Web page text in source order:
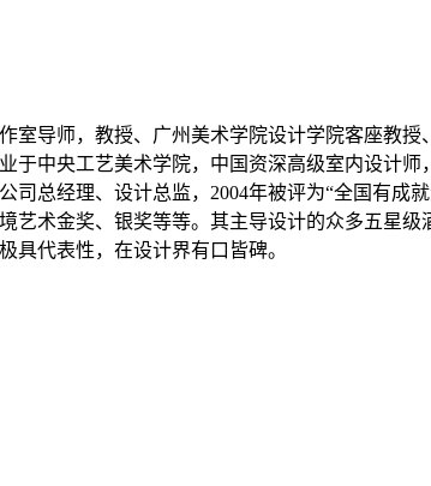
室导师，教授、广州美术学院设计学院客座教
于中央工艺美术学院，中国资深高级室内设计
总经理、设计总监，2004年被评为“全国有成
艺术金奖、银奖等等。其主导设计的众多五星
具代表性，在设计界有口皆碑。